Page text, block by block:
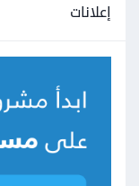
إعلانات